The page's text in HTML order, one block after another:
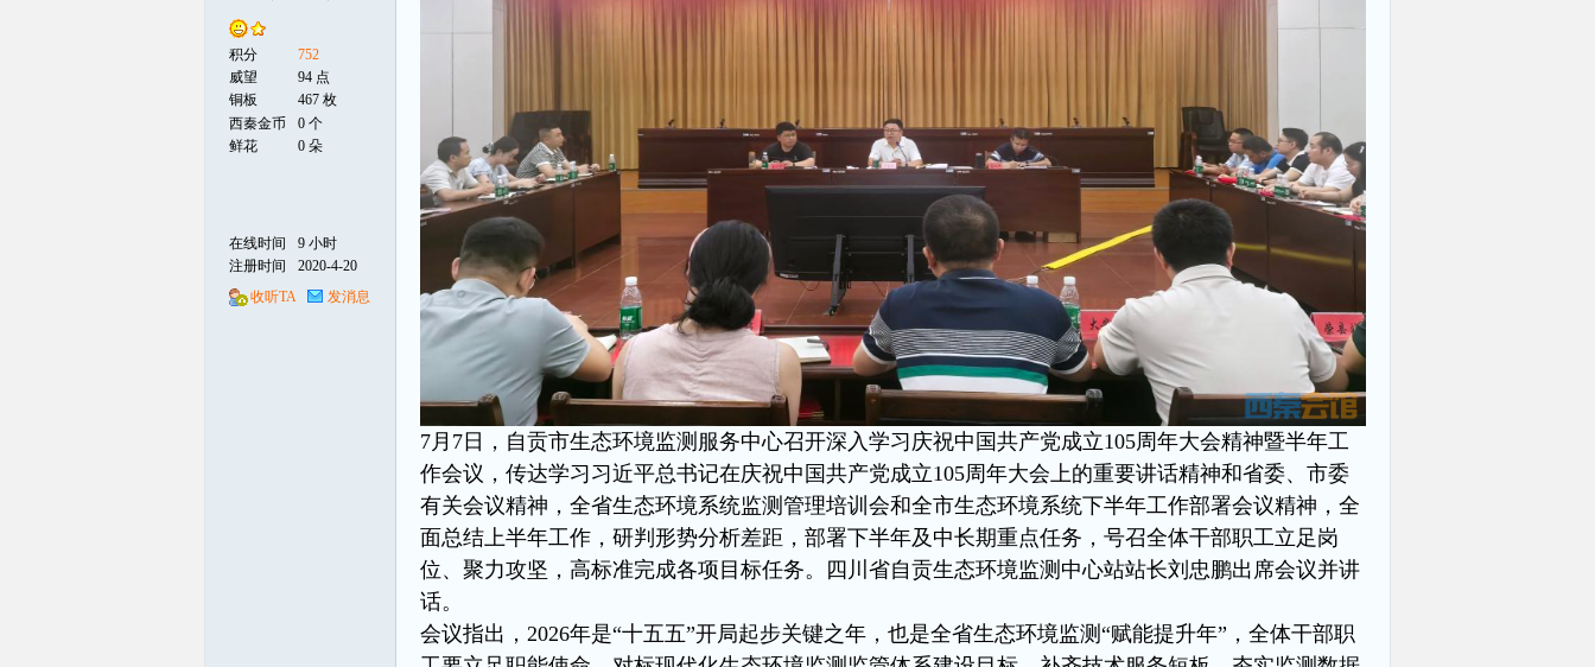
积分
752
威望
94 点
铜板
467 枚
西秦金币
0 个
鲜花
0 朵
在线时间
9 小时
注册时间
2020-4-20
收听TA
发消息
7月7日，自贡市生态环境监测服务中心召开深入学习庆祝中国共产党成立105周年大会精神暨半年工
作会议，传达学习习近平总书记在庆祝中国共产党成立105周年大会上的重要讲话精神和省委、市委
有关会议精神，全省生态环境系统监测管理培训会和全市生态环境系统下半年工作部署会议精神，全
面总结上半年工作，研判形势分析差距，部署下半年及中长期重点任务，号召全体干部职工立足岗
位、聚力攻坚，高标准完成各项目标任务。四川省自贡生态环境监测中心站站长刘忠鹏出席会议并讲
话。
会议指出，2026年是“十五五”开局起步关键之年，也是全省生态环境监测“赋能提升年”，全体干部职